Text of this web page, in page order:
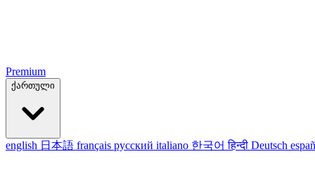
Premium
ქართული
english 日本語 français русский italiano 한국어हिन्दी Deutsch